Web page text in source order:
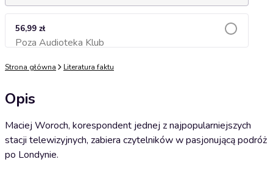
56,99 zł
Poza Audioteka KlubDodaj do koszyka
Strona główna Literatura faktu
Opis
Maciej Woroch, korespondent jednej z najpopularniejszych
stacji telewizyjnych, zabiera czytelników w pasjonującą podróż
po Londynie.